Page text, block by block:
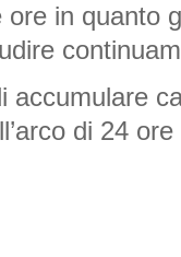
in quanto
accumulare
di 24